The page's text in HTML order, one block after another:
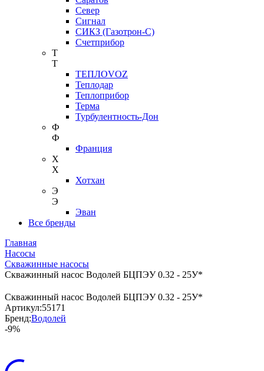
Север
Сигнал
СИКЗ (Газотрон-С)
Счетприбор
Т
Т
ТЕПЛОVOZ
Теплодар
Теплоприбор
Терма
Турбулентность-Дон
Ф
Ф
Франция
Х
Х
Хотхан
Э
Э
Эван
Все бренды
Главная
Насосы
Скважинные насосы
Скважинный насос Водолей БЦПЭУ 0.32 - 25У*
Скважинный насос Водолей БЦПЭУ 0.32 - 25У*
Артикул:55171
Бренд:Водолей
-9%